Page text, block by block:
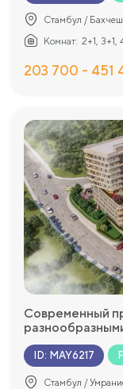
Стамбул /
Комнат: 2+1, 3+1,
203 700 - 451
Современный
ID: MAY6217
Стамбул /